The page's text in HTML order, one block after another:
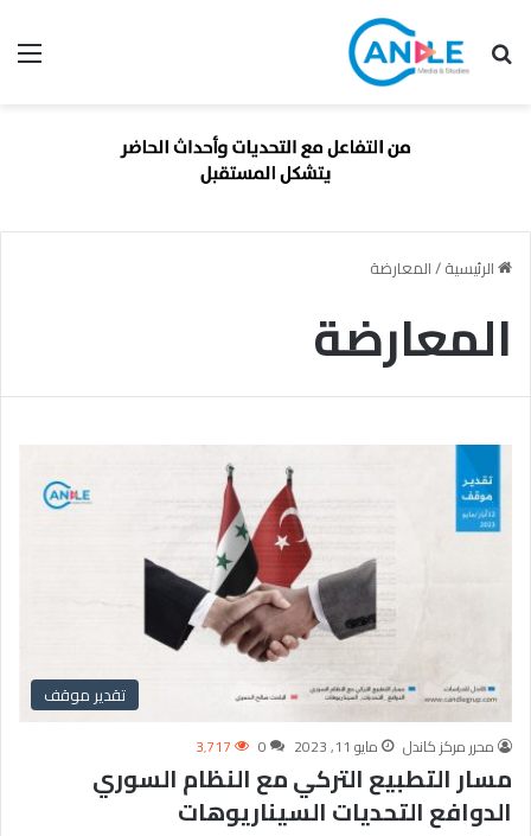
بحث عن
الرئيسية/المعارضة
المعارضة
تقدير موقف
محرر مركز كاندل مايو 11, 2023 0 3٬717
مسار التطبيع التركي مع النظام السوري
الدوافع التحديات السيناريوهات